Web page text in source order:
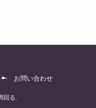
お問い合わせ
回る.